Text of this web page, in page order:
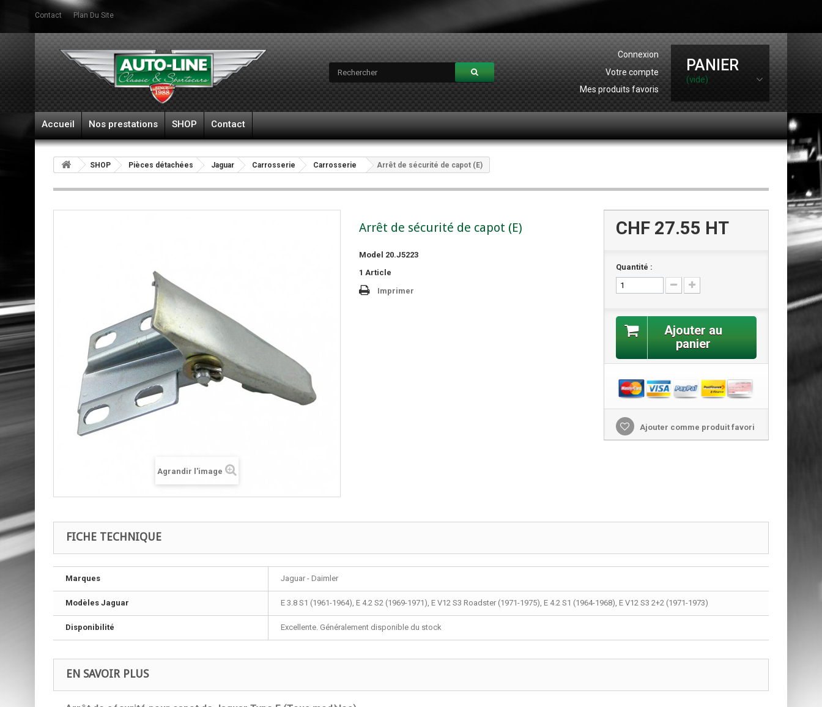
Contact Plan Du Site
Connexion
Votre compte
Mes produits favoris
PANIER
(vide)
Accueil Nos prestations SHOP Contact
SHOP Pièces détachées Jaguar Carrosserie Carrosserie Arrêt de sécurité de capot (E)
Agrandir l'image
Arrêt de sécurité de capot (E)
Model 20.J5223
1 Article
Imprimer
CHF 27.55 HT
Quantité :
Ajouter au
panier
Ajouter comme produit favori
FICHE TECHNIQUE
Marques Jaguar - Daimler
Modèles Jaguar E 3.8 S1 (1961-1964), E 4.2 S2 (1969-1971), E V12 S3 Roadster (1971-1975), E 4.2 S1 (1964-1968), E V12 S3 2+2 (1971-1973)
Disponibilité Excellente. Généralement disponible du stock
EN SAVOIR PLUS